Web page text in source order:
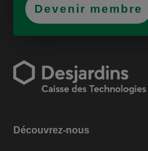
Devenir membre
Découvrez-nous